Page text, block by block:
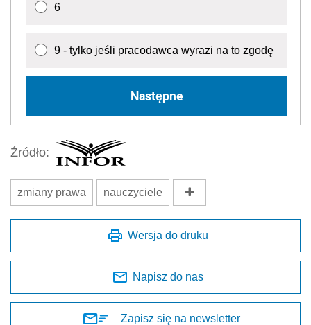
6
9 - tylko jeśli pracodawca wyrazi na to zgodę
Następne
Źródło:
zmiany prawa nauczyciele
Wersja do druku
Napisz do nas
Zapisz się na newsletter